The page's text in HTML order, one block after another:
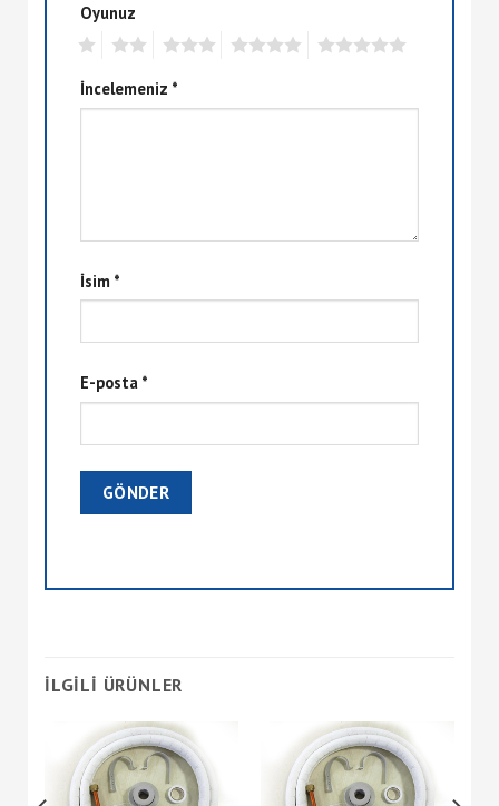
Oyunuz
İncelemeniz *
İsim *
E-posta *
İLGILI ÜRÜNLER